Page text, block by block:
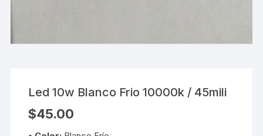
Led 10w Blanco Frio 10000k / 45mili
$45.00